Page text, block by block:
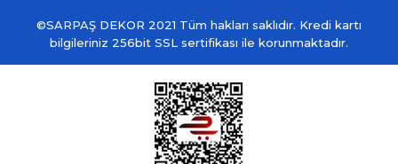
©SARPAŞ DEKOR 2021 Tüm hakları saklıdır. Kredi kartı
bilgileriniz 256bit SSL sertifikası ile korunmaktadır.